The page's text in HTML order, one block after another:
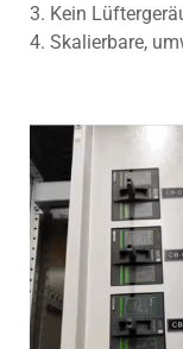
3. Kein
4. Skalierbare,